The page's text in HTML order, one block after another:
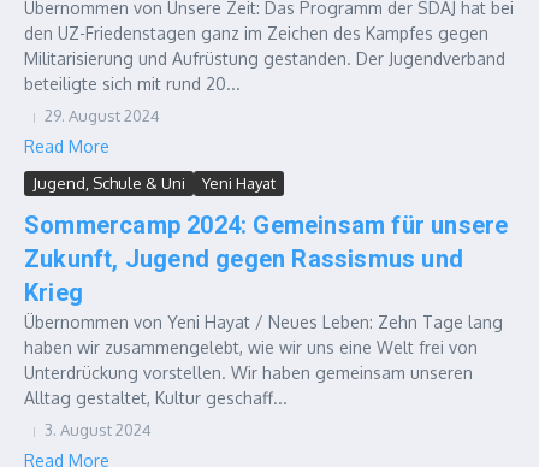
Übernommen von Unsere Zeit: Das Programm der SDAJ hat bei
den UZ-Friedenstagen ganz im Zeichen des Kampfes gegen
Militarisierung und Aufrüstung gestanden. Der Jugendverband
beteiligte sich mit rund 20...
29. August 2024
Read More
Jugend, Schule & Uni Yeni Hayat
Sommercamp 2024: Gemeinsam für unsere
Zukunft, Jugend gegen Rassismus und
Krieg
Übernommen von Yeni Hayat / Neues Leben: Zehn Tage lang
haben wir zusammengelebt, wie wir uns eine Welt frei von
Unterdrückung vorstellen. Wir haben gemeinsam unseren
Alltag gestaltet, Kultur geschaff...
3. August 2024
Read More